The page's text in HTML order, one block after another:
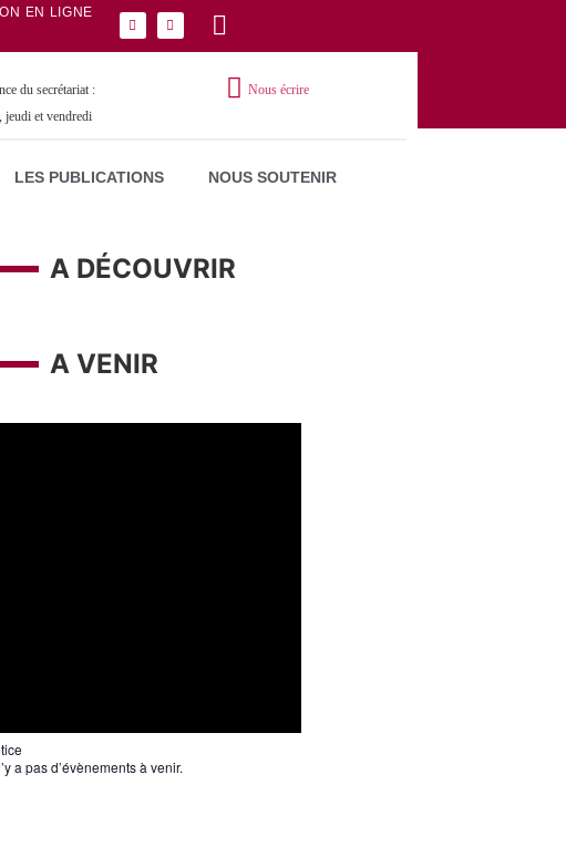
EN LIGNE
du secrétariat :
jeudi et vendredi
Nous écrire
LES PUBLICATIONS NOUS SOUTENIR
A DÉCOUVRIR
A VENIR
a pas d’évènements à venir.